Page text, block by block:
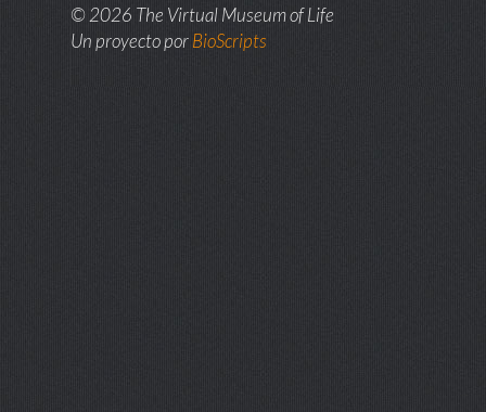
© 2026 The Virtual Museum of Life
Un proyecto porBioScripts